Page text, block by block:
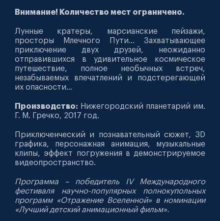
Внимание! Количество мест ограничено.
Лунные кратеры, марсианские пейзажи,
просторы Млечного Пути… Захватывающее
приключение двух друзей, неожиданно
отправившихся в удивительное космическое
путешествие, полное необычных встреч,
незабываемых впечатлений и подстерегающей
их опасности…
Производство: Нижегородский планетарий им.
Г. М. Гречко, 2017 год.
Приключенческий и познавательный сюжет, 3D
графика, персонажная анимация, музыкальные
клипы, эффект погружения в демонстрируемое
видеопространство.
Программа – победитель IV Международного
фестиваля научно-популярных полнокупольных
программ «Отражение Вселенной» в номинации
«Лучший детский анимационный фильм».